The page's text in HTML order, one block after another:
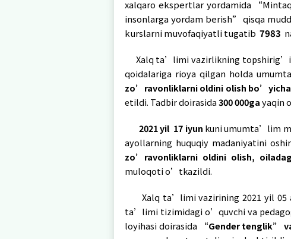
tashxis markazi
uslubiy qo’llanma,
“Oilaviy
tayyorlandi.
O’quvchilarni kasb-
zo’ravonliklarni oldini
amalga oshirish
joylarga yetkazildi
ijtimoiy –psixologik
sifatida moslashuv va